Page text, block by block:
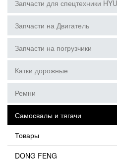
Запчасти для спецтехники
Запчасти на Двигатель
Запчасти на погрузчики
Катки дорожные
Ремни
Самосвалы и тягачи
Товары
DONG FENG